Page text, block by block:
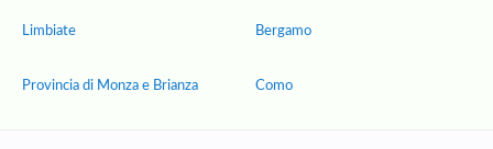
Limbiate
Provincia di Monza e Brianza
Bergamo
Como